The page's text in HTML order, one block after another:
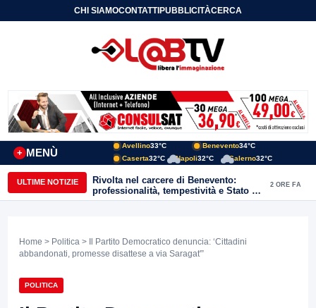
CHI SIAMOCONTATTIPUBBLICITÀCERCA
MENÙ
+
Avellino33°C Benevento34°C
Caserta32°C Napoli32°C Salerno32°C
ULTIME NOTIZIE
Rivolta nel carcere di Benevento:
professionalità, tempestività e Stato di
diritto prevalgono sulla violenza. Dieci
2 ORE FA
Home > Politica > Il Partito Democratico denuncia: ‘Cittadini
abbandonati, promesse disattese a via Saragat'”
POLITICA